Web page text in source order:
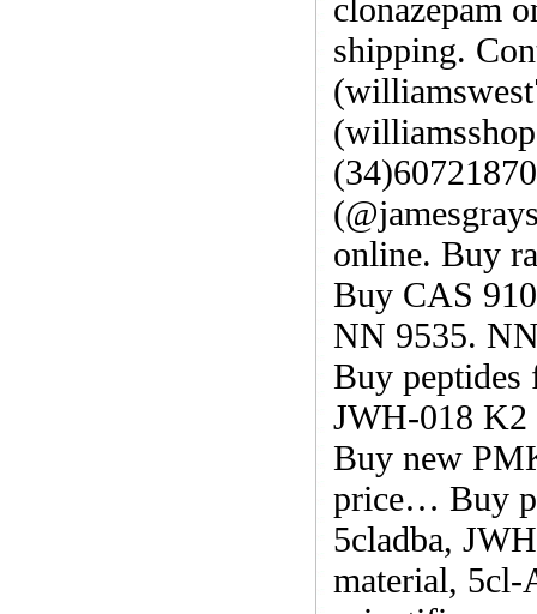
clonazepam
shipping.
online. Buy
Buy CAS
NN 9535.
Buy peptides
JWH-018 K2
Buy new
price… Buy
5cladba,
material, 5cl-